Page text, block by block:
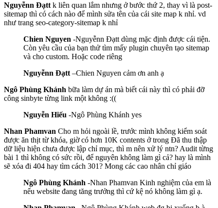
Nguyễnn Đạtt k liên quan lắm nhưng ở bước thứ 2, thay vì là post-
sitemap thì có cách nào để mình sửa tên của cái site map k nhỉ. vd
như trang seo-category-sitemap k nhỉ
Chien Nguyen -Nguyễnn Đạtt dùng mặc định được cái tiện.
Còn yêu cầu của bạn thử tìm mấy plugin chuyên tạo sitemap
và cho custom. Hoặc code riêng
Nguyễnn Đạtt –Chien Nguyen cảm ơn anh ạ
Ngô Phùng Khánh bữa làm dự án mà biết cái này thì có phải đỡ
công sinbyte từng link một không :((
Nguyễn Hiếu -Ngô Phùng Khánh yes
Nhan Phamvan Cho m hỏi ngoài lề, trước mình không kiểm soát
được ăn thịt từ khóa, giờ có hơn 10K contents ở trong Đã thu thập
dữ liệu hiện chưa được lập chỉ mục, thì m nên xử lý ntn? Audit từng
bài 1 thì không có sức rồi, để nguyên không làm gì cả? hay là mình
sẽ xóa đi 404 hay tìm cách 301? Mong các cao nhân chỉ giáo
Ngô Phùng Khánh -Nhan Phamvan Kinh nghiệm của em là
nếu website đang tăng trưởng thì cứ kệ nó không làm gì ạ.